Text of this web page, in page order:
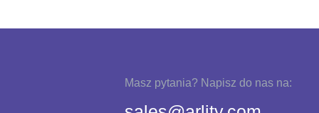
Masz pytania? Napisz do nas na: